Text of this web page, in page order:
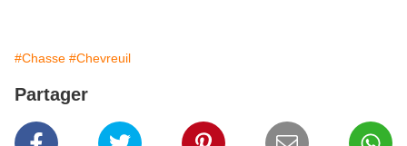
#Chasse #Chevreuil
Partager